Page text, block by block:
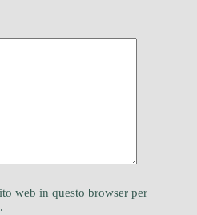
web in questo browser per